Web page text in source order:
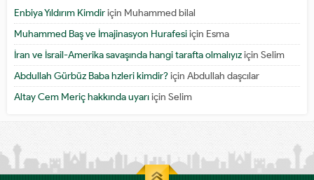
Enbiya Yıldırım Kimdiriçin Muhammed bilal
Muhammed Baş ve İmajinasyon Hurafesiiçin Esma
İran ve İsrail-Amerika savaşında hangi tarafta olmalıyıziçin Selim
Abdullah Gürbüz Baba hzleri kimdir?için Abdullah daşcılar
Altay Cem Meriç hakkında uyarıiçin Selim